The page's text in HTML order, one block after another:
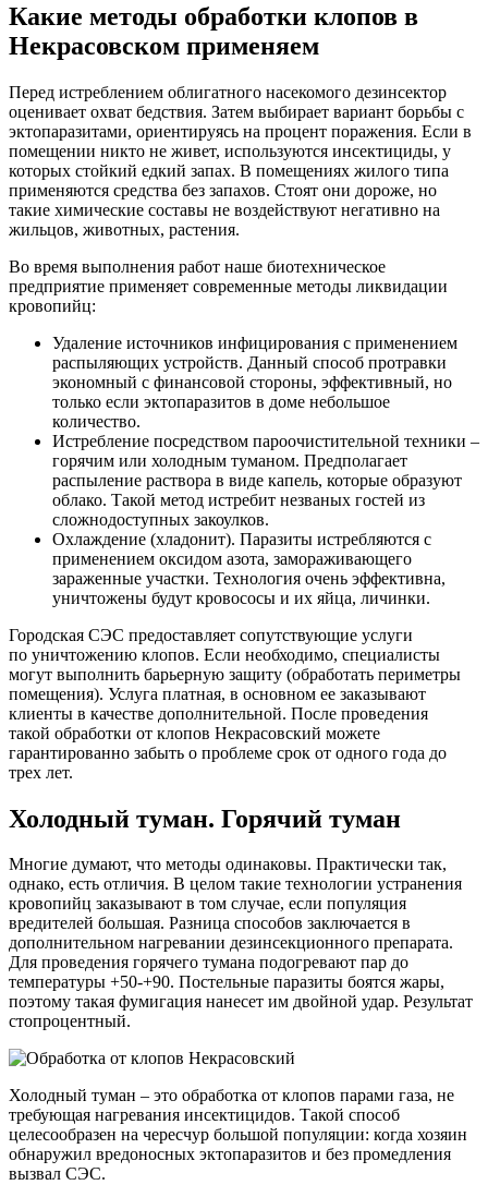
Какие методы обработки клопов в
Некрасовском применяем
Перед истреблением облигатного насекомого дезинсектор
оценивает охват бедствия. Затем выбирает вариант борьбы с
эктопаразитами, ориентируясь на процент поражения. Если в
помещении никто не живет, используются инсектициды, у
которых стойкий едкий запах. В помещениях жилого типа
применяются средства без запахов. Стоят они дороже, но
такие химические составы не воздействуют негативно на
жильцов, животных, растения.
Во время выполнения работ наше биотехническое
предприятие применяет современные методы ликвидации
кровопийц:
Удаление источников инфицирования с применением
распыляющих устройств. Данный способ протравки
экономный с финансовой стороны, эффективный, но
только если эктопаразитов в доме небольшое
количество.
Истребление посредством пароочистительной техники –
горячим или холодным туманом. Предполагает
распыление раствора в виде капель, которые образуют
облако. Такой метод истребит незваных гостей из
сложнодоступных закоулков.
Охлаждение (хладонит). Паразиты истребляются с
применением оксидом азота, замораживающего
зараженные участки. Технология очень эффективна,
уничтожены будут кровососы и их яйца, личинки.
Городская СЭС предоставляет сопутствующие услуги
по уничтожению клопов. Если необходимо, специалисты
могут выполнить барьерную защиту (обработать периметры
помещения). Услуга платная, в основном ее заказывают
клиенты в качестве дополнительной. После проведения
такой обработки от клопов Некрасовский можете
гарантированно забыть о проблеме срок от одного года до
трех лет.
Холодный туман. Горячий туман
Многие думают, что методы одинаковы. Практически так,
однако, есть отличия. В целом такие технологии устранения
кровопийц заказывают в том случае, если популяция
вредителей большая. Разница способов заключается в
дополнительном нагревании дезинсекционного препарата.
Для проведения горячего тумана подогревают пар до
температуры +50-+90. Постельные паразиты боятся жары,
поэтому такая фумигация нанесет им двойной удар. Результат
стопроцентный.
Холодный туман – это обработка от клопов парами газа, не
требующая нагревания инсектицидов. Такой способ
целесообразен на чересчур большой популяции: когда хозяин
обнаружил вредоносных эктопаразитов и без промедления
вызвал СЭС.